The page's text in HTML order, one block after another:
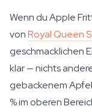
Wenn du Apple
vonRoyal Queen
geschmacklichen
klar — nichts
gebackenem
% im oberen